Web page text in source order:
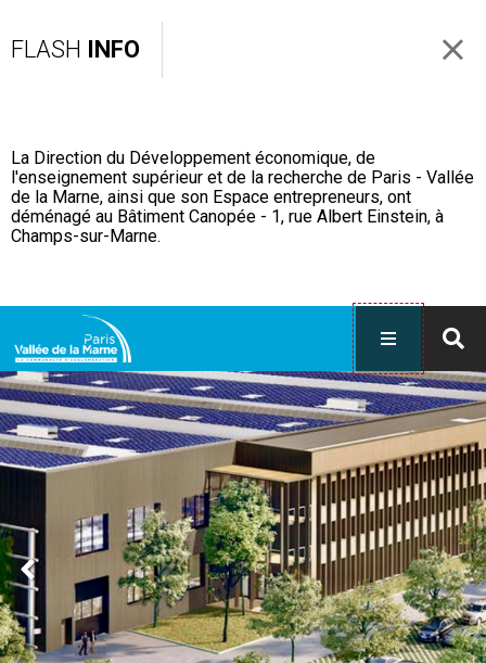
FLASH INFO
La Direction du Développement économique, de
l'enseignement supérieur et de la recherche de Paris - Vallée
de la Marne, ainsi que son Espace entrepreneurs, ont
déménagé au Bâtiment Canopée - 1, rue Albert Einstein, à
Champs-sur-Marne.